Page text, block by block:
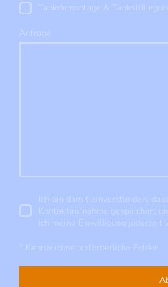
Tankdemontage & Tankstilllegung
Anfrage
Ich bin damit einverstanden,
Kontaktaufnahme gespeichert
ich meine Einwilligung jederzeit
* Kennzeichnet erforderliche Felder